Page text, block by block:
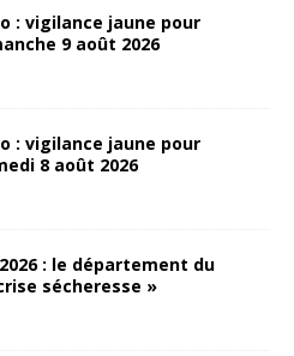
: vigilance jaune pour
9 août 2026
: vigilance jaune pour
8 août 2026
: le département du
sécheresse »